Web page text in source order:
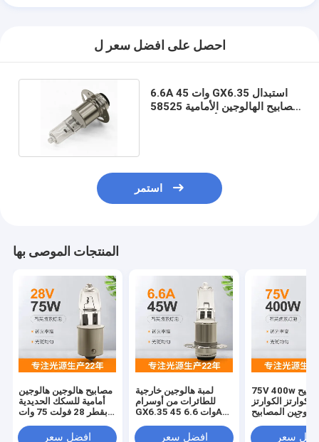
احصل على افضل سعر ل
6.6A 45 وات GX6.35 استبدال
مصابيح الهالوجين الأمامية 58525
استمر
المنتجات الموصى بها
مصابيح هالوجين هالوجين
أمامية للسكك الحديدية
بقطر 28 فولت 75 وات
للتعتيم
افضل سعر
لمبة هالوجين خارجية
للطائرات من أوسرام
GX6.35 45 وات 6.6A
لمبة
افضل سعر
75V 400w مصابيح
الكوارتز الكوارتز
المصابيح
على كلا الجانبين
سعر